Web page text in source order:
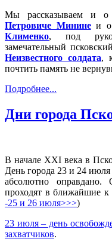
Мы рассказываем и
Петровиче Мининеи о
Клименко, под
замечательный
Неизвестного солдата,
почтить память не
Подробнее...
Дни города
В начале XXI века в
День города 23 и 24 июля
абсолютно оправдано.
проходят в ближайшие
-25 и 26 июля>>>)
23 июля – день
захватчиков.